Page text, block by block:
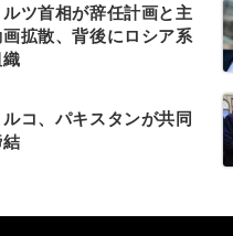
ルツ首相が辞任計画と主
拡散、背後にロシア系
コ、パキスタンが共同